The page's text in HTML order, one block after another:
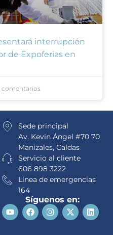
interrupción
de Expoferias en
comentarios
Sede principal
Av. Kevin Ángel #70 70
Manizales, Caldas
Servicio al cliente
606 898 3222
Línea de emergencias
164
Síguenos en: